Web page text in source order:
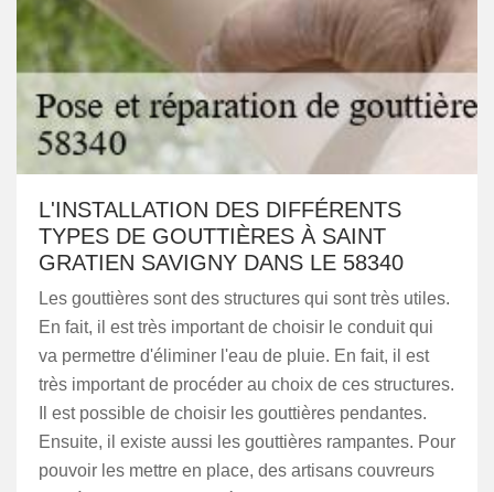
L'INSTALLATION DES DIFFÉRENTS
TYPES DE GOUTTIÈRES À SAINT
GRATIEN SAVIGNY DANS LE 58340
Les gouttières sont des structures qui sont très utiles.
En fait, il est très important de choisir le conduit qui
va permettre d'éliminer l'eau de pluie. En fait, il est
très important de procéder au choix de ces structures.
Il est possible de choisir les gouttières pendantes.
Ensuite, il existe aussi les gouttières rampantes. Pour
pouvoir les mettre en place, des artisans couvreurs